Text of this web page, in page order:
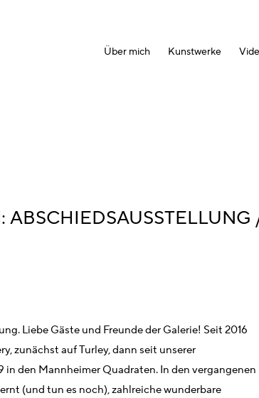
Über mich Kunstwerke
:
Liebe Gäste und Freunde der Galerie! Seit 2016
zunächst auf Turley, dann seit unserer
in den Mannheimer Quadraten. In den vergangenen
(und tun es noch), zahlreiche wunderbare